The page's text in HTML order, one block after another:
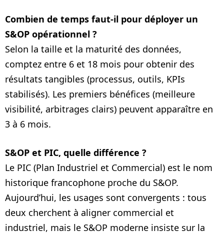
Combien de temps faut‑il pour déployer un
S&OP opérationnel ?
Selon la taille et la maturité des données,
comptez entre 6 et 18 mois pour obtenir des
résultats tangibles (processus, outils, KPIs
stabilisés). Les premiers bénéfices (meilleure
visibilité, arbitrages clairs) peuvent apparaître en
3 à 6 mois.
S&OP et PIC, quelle différence ?
Le PIC (Plan Industriel et Commercial) est le nom
historique francophone proche du S&OP.
Aujourd’hui, les usages sont convergents : tous
deux cherchent à aligner commercial et
industriel, mais le S&OP moderne insiste sur la